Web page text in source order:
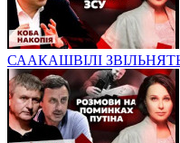
СААКАШВІЛІ ЗВІЛЬНЯТЬ